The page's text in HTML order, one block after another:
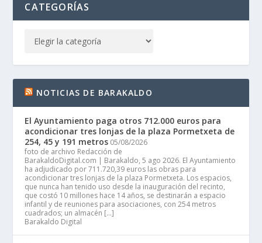
CATEGORÍAS
NOTICIAS DE BARAKALDO
El Ayuntamiento paga otros 712.000 euros para
acondicionar tres lonjas de la plaza Pormetxeta de
254, 45 y 191 metros 05/08/2026
foto de archivo Redacción de
BarakaldoDigital.com | Barakaldo, 5 ago 2026. El Ayuntamiento
ha adjudicado por 711.720,39 euros las obras para
acondicionar tres lonjas de la plaza Pormetxeta. Los espacios,
que nunca han tenido uso desde la inauguración del recinto,
que costó 10 millones hace 14 años, se destinarán a espacio
infantil y de reuniones para asociaciones, con 254 metros
cuadrados; un almacén […]
Barakaldo Digital